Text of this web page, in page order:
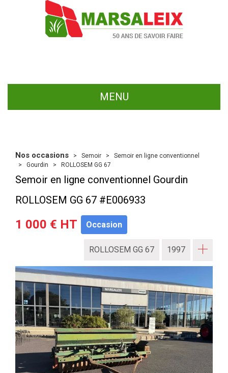
MENU
Nos occasions Semoir
Semoir en ligne conventionnel
Gourdin
ROLLOSEM GG 67
Semoir en ligne conventionnel Gourdin
ROLLOSEM GG 67 #E006933
1 000 € HT Occasion
ROLLOSEM GG 67 1997